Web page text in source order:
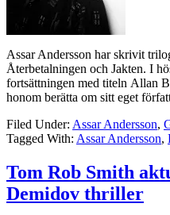
Assar Andersson har skrivit
Återbetalningen och Jakten. I
fortsättningen med titeln Allan
honom berätta om sitt eget
Filed Under: Assar Andersson,
Tagged With: Assar Andersson,
Tom Rob Smith
Demidov thriller